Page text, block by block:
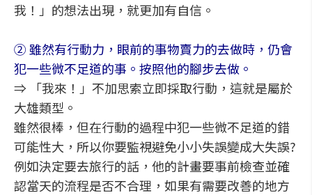
我！」的想法出現，就更加有自信。
② 雖然有行動力，眼前的事物賣力的去做時，仍會
犯一些微不足道的事。按照他的腳步去做。
⇒ 「我來！」不加思索立即採取行動，這就是屬於
大雄類型。
雖然很棒，但在行動的過程中犯一些微不足道的錯
可能性大，所以你要監視避免小小失誤變成大失誤?
例如決定要去旅行的話，他的計畫要事前檢查並確
認當天的流程是否不合理，如果有需要改善的地方